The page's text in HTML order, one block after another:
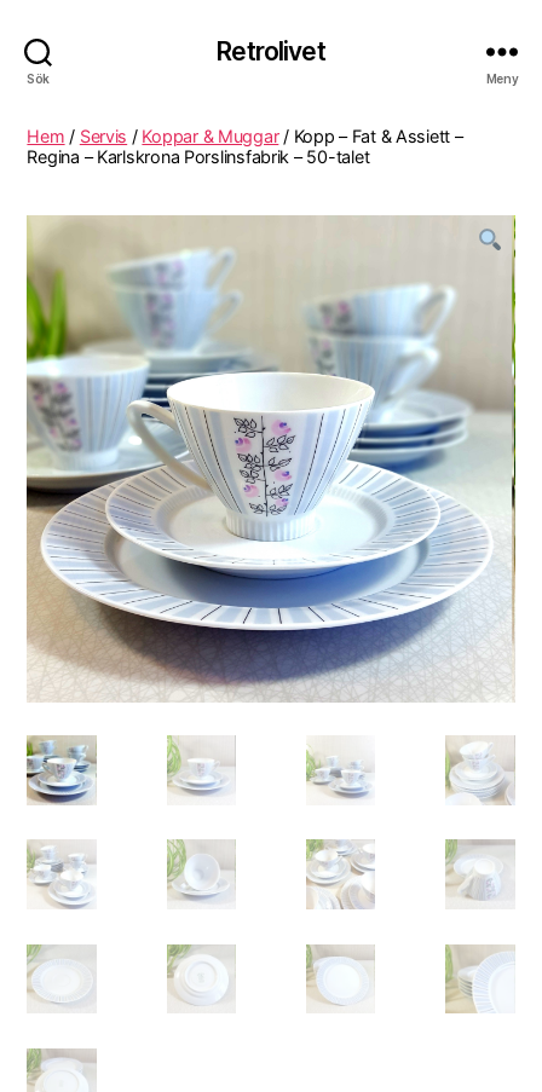
Sök
Retrolivet
Meny
Hem / Servis / Koppar & Muggar/ Kopp – Fat & Assiett –
Regina – Karlskrona Porslinsfabrik – 50-talet